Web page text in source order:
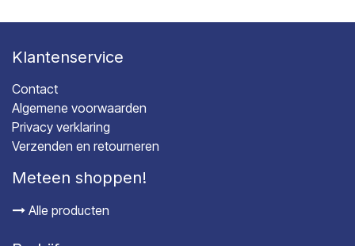
Klantenservice
Contact
Algemene voorwaarden
Privacy verklaring
Verzenden en retourneren
Meteen shoppen!
Alle producten